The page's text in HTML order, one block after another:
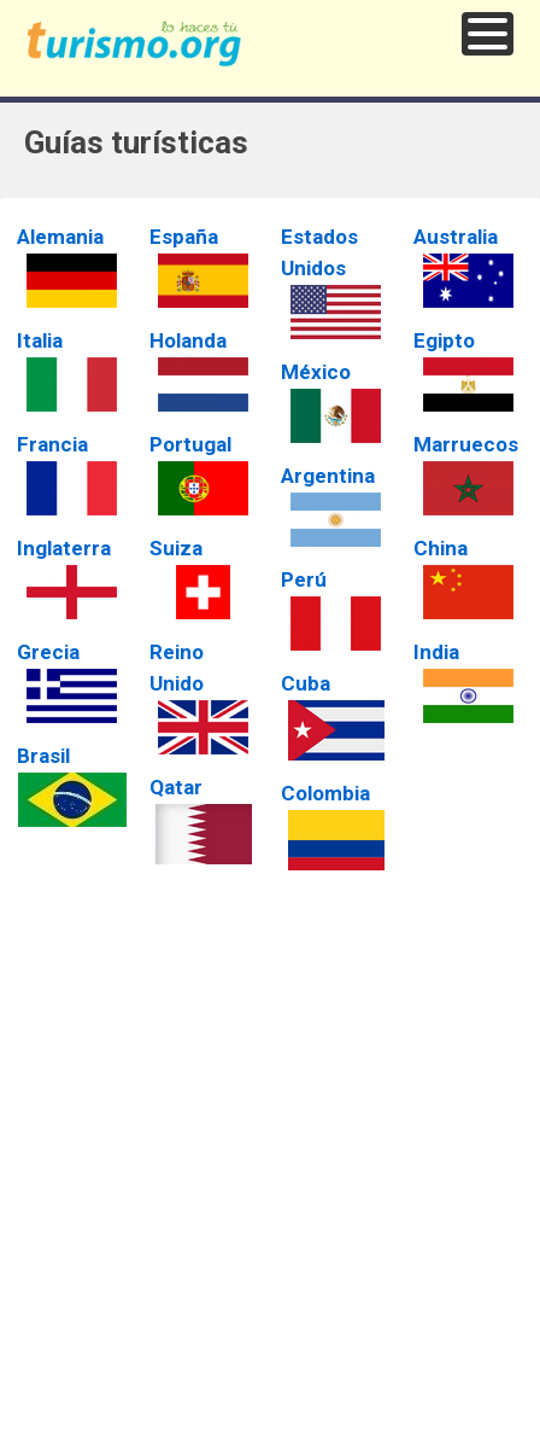
Guías turísticas
Alemania
Italia
Francia
Inglaterra
Grecia
Brasil
España
Holanda
Portugal
Suiza
Reino
Unido
Qatar
Estados
Unidos
México
Argentina
Perú
Cuba
Colombia
Australia
Egipto
Marruecos
China
India